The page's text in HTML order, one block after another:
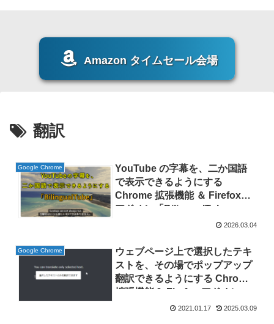
Amazon タイムセール会場
翻訳
Google Chrome
YouTube の字幕を、二か国語
で表示できるようにする
Chrome 拡張機能 ＆ Firefox
アドオン「BilingualTube」
2026.03.04
Google Chrome
ウェブページ上で選択したテキ
ストを、その場でポップアップ
翻訳できるようにする Chrome
拡張機能＆ Firefox アドオン
「Simple Translate」
2021.01.17 2025.03.09